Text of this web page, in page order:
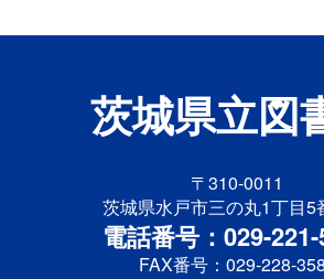
茨城県立図
〒310-0011
茨城県水戸市三の丸1丁目5
電話番号：029-
FAX番号：029-228-